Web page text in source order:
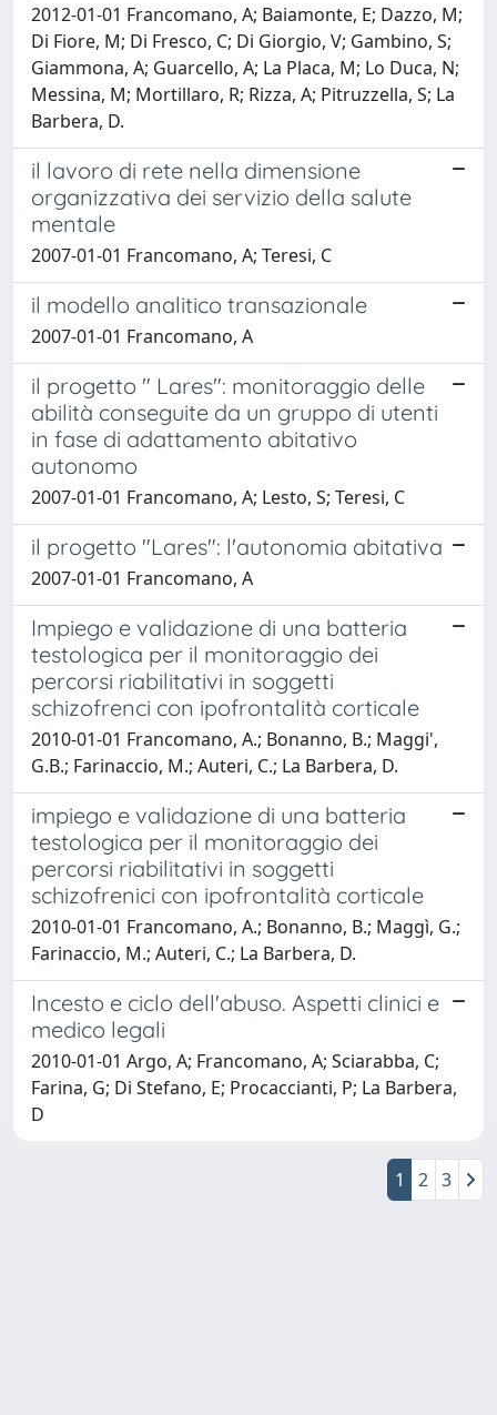
2012-01-01 Francomano, A; Baiamonte, E; Dazzo, M;
Di Fiore, M; Di Fresco, C; Di Giorgio, V; Gambino, S;
Giammona, A; Guarcello, A; La Placa, M; Lo Duca, N;
Messina, M; Mortillaro, R; Rizza, A; Pitruzzella, S; La
Barbera, D.
il lavoro di rete nella dimensione
organizzativa dei servizio della salute
mentale
2007-01-01 Francomano, A; Teresi, C
il modello analitico transazionale
2007-01-01 Francomano, A
il progetto " Lares": monitoraggio delle
abilità conseguite da un gruppo di utenti
in fase di adattamento abitativo
autonomo
2007-01-01 Francomano, A; Lesto, S; Teresi, C
il progetto "Lares": l'autonomia abitativa
2007-01-01 Francomano, A
Impiego e validazione di una batteria
testologica per il monitoraggio dei
percorsi riabilitativi in soggetti
schizofrenci con ipofrontalità corticale
2010-01-01 Francomano, A.; Bonanno, B.; Maggi',
G.B.; Farinaccio, M.; Auteri, C.; La Barbera, D.
impiego e validazione di una batteria
testologica per il monitoraggio dei
percorsi riabilitativi in soggetti
schizofrenici con ipofrontalità corticale
2010-01-01 Francomano, A.; Bonanno, B.; Maggì, G.;
Farinaccio, M.; Auteri, C.; La Barbera, D.
Incesto e ciclo dell'abuso. Aspetti clinici e
medico legali
2010-01-01 Argo, A; Francomano, A; Sciarabba, C;
Farina, G; Di Stefano, E; Procaccianti, P; La Barbera,
D
1 2 3